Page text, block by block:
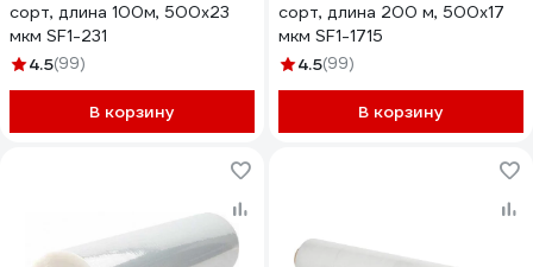
сорт, длина 100м, 500х23
мкм SF1-231
4.5(99)
В корзину
сорт, длина 200 м, 500х17
мкм SF1-1715
4.5(99)
В корзину